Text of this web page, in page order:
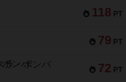
118 PT
79 PT
72 PT
ラ・ボンバ